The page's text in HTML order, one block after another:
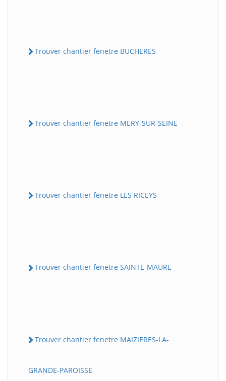
Trouver chantier fenetre BUCHERES
Trouver chantier fenetre MERY-SUR-SEINE
Trouver chantier fenetre LES RICEYS
Trouver chantier fenetre SAINTE-MAURE
Trouver chantier fenetre MAIZIERES-LA-
GRANDE-PAROISSE